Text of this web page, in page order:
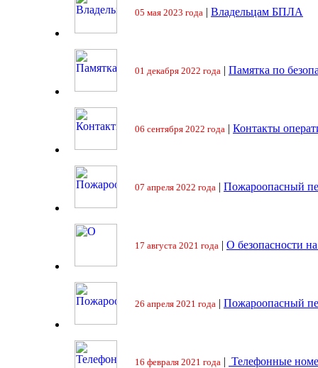
05 мая 2023 года | Владельцам БПЛА
01 декабря 2022 года | Памятка по
06 сентября 2022 года | Контакты
07 апреля 2022 года | Пожароопасный
17 августа 2021 года | О безопасности
26 апреля 2021 года | Пожароопасный
16 февраля 2021 года | Телефонные